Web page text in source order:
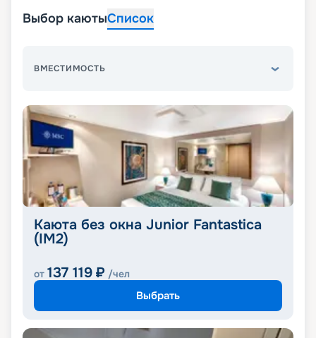
Выбор каютыСписок
ВМЕСТИМОСТЬ
Каюта без окна Junior Fantastica
(IM2)
от 137 119 ₽ /чел
Выбрать